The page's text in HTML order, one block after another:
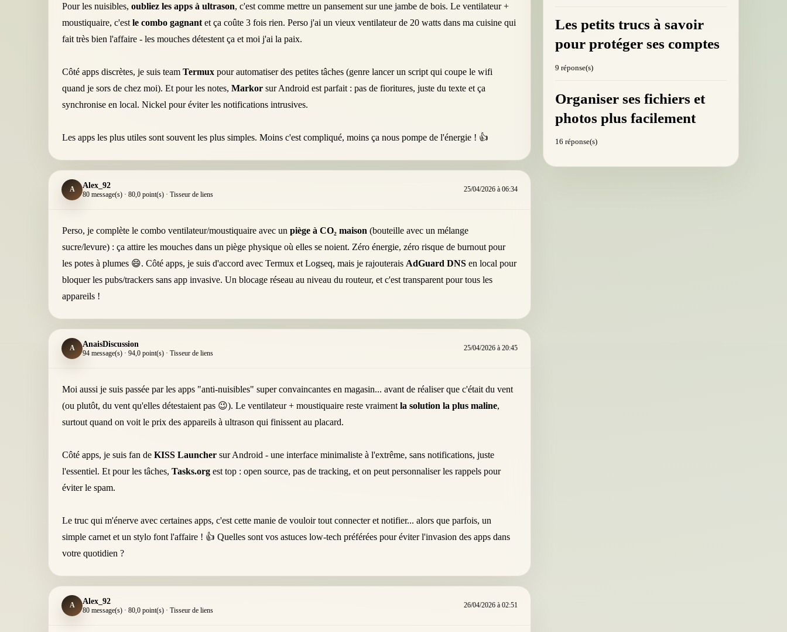
Pour les nuisibles,oubliez les apps à ultrason, c'est comme mettre un pansement sur une jambe de bois. Le ventilateur +
moustiquaire, c'estle combo gagnant et ça coûte 3 fois rien. Perso j'ai un vieux ventilateur de 20 watts dans ma cuisine qui
fait très bien l'affaire - les mouches détestent ça et moi j'ai la paix.
Côté apps discrètes, je suis teamTermux pour automatiser des petites tâches (genre lancer un script qui coupe le wifi
quand je sors de chez moi). Et pour les notes,Markor sur Android est parfait : pas de fioritures, juste du texte et ça
synchronise en local. Nickel pour éviter les notifications intrusives.
Les apps les plus utiles sont souvent les plus simples. Moins c'est compliqué, moins ça nous pompe de l'énergie ! 👍
A Alex_92
80 message(s) · 80,0 point(s) · Tisseur de liens
25/04/2026 à 06:34
Perso, je complète le combo ventilateur/moustiquaire avec unpiège à CO₂ maison (bouteille avec un mélange
sucre/levure) : ça attire les mouches dans un piège physique où elles se noient. Zéro énergie, zéro risque de burnout pour
les potes à plumes 😄. Côté apps, je suis d'accord avec Termux et Logseq, mais je rajouterais AdGuard DNS en local pour
bloquer les pubs/trackers sans app invasive. Un blocage réseau au niveau du routeur, et c'est transparent pour tous les
appareils !
A AnaisDiscussion
94 message(s) · 94,0 point(s) · Tisseur de liens
25/04/2026 à 20:45
Moi aussi je suis passée par les apps "anti-nuisibles" super convaincantes en magasin... avant de réaliser que c'était du vent
(ou plutôt, du vent qu'elles détestaient pas 😉). Le ventilateur + moustiquaire reste vraimentla solution la plus maline,
surtout quand on voit le prix des appareils à ultrason qui finissent au placard.
Côté apps, je suis fan deKISS Launcher sur Android - une interface minimaliste à l'extrême, sans notifications, juste
l'essentiel. Et pour les tâches,Tasks.org est top : open source, pas de tracking, et on peut personnaliser les rappels pour
éviter le spam.
Le truc qui m'énerve avec certaines apps, c'est cette manie de vouloir tout connecter et notifier... alors que parfois, un
simple carnet et un stylo font l'affaire ! 👍 Quelles sont vos astuces low-tech préférées pour éviter l'invasion des apps dans
votre quotidien ?
A Alex_92
80 message(s) · 80,0 point(s) · Tisseur de liens
26/04/2026 à 02:51
Les petits trucs à savoir
pour protéger ses comptes
9 réponse(s)
Organiser ses fichiers et
photos plus facilement
16 réponse(s)